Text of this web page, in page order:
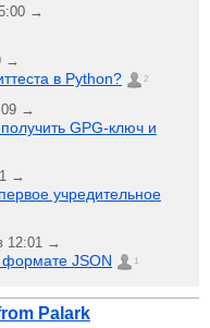
→
→
в Python? 2
→
GPG-ключ и
→
учредительное
12:01 →
формате JSON 1
Palark